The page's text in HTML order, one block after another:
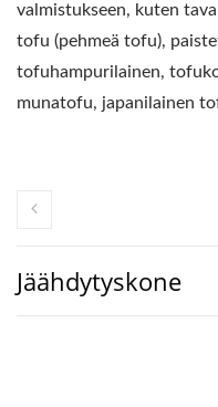
valmistukseen, kuten
tofu (pehmeä tofu),
tofuhampurilainen,
munatofu, japanilainen
Jäähdytyskone